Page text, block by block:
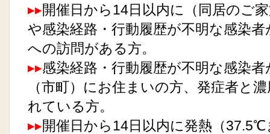
▸▸開催日から14日以内に（同居のご
や感染経路・行動履歴が不明な感染
への訪問がある方。
▸▸感染経路・行動履歴が不明な感染
（市町）にお住まいの方、発症者と
れている方。
▸▸開催日から14日以内に発熱（